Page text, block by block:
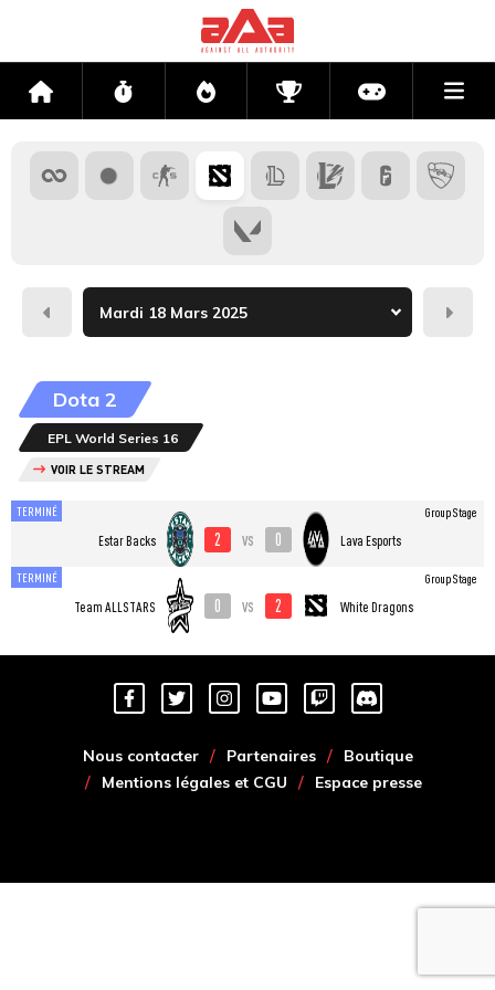
Accueil Flux Directs CompétitionsActu jeux
Hier
Dota 2
EPL World Series 16
VOIR LE STREAM
TERMINÉ
Estar Backs 2 vs 0 Lava Esports
Group Stage
TERMINÉ
Team ALLSTARS 0 vs 2 White Dragons
Group Stage
Nous contacter Partenaires
Boutique
Mentions légales et CGU
Espace presse